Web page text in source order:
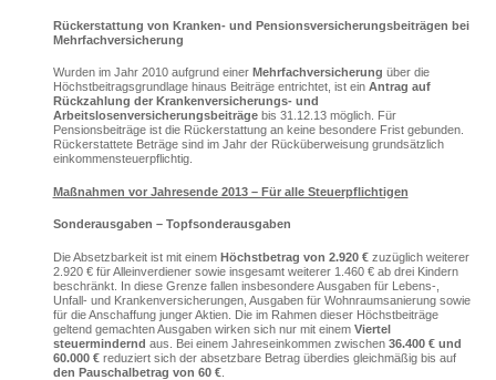
Rückerstattung von Kranken- und Pensionsversicherungsbeiträgen bei
Mehrfachversicherung
Wurden im Jahr 2010 aufgrund einer Mehrfachversicherung über die
Höchstbeitragsgrundlage hinaus Beiträge entrichtet, ist ein Antrag auf
Rückzahlung der Krankenversicherungs- und
Arbeitslosenversicherungsbeiträgebis 31.12.13 möglich. Für
Pensionsbeiträge ist die Rückerstattung an keine besondere Frist gebunden.
Rückerstattete Beträge sind im Jahr der Rücküberweisung grundsätzlich
einkommensteuerpflichtig.
Maßnahmen vor Jahresende 2013 – Für alle Steuerpflichtigen
Sonderausgaben – Topfsonderausgaben
Die Absetzbarkeit ist mit einem Höchstbetrag von 2.920 €zuzüglich weiterer
2.920 € für Alleinverdiener sowie insgesamt weiterer 1.460 € ab drei Kindern
beschränkt. In diese Grenze fallen insbesondere Ausgaben für Lebens-,
Unfall- und Krankenversicherungen, Ausgaben für Wohnraumsanierung sowie
für die Anschaffung junger Aktien. Die im Rahmen dieser Höchstbeiträge
geltend gemachten Ausgaben wirken sich nur mit einem Viertel
steuermindernd aus. Bei einem Jahreseinkommen zwischen 36.400 € und
60.000 €reduziert sich der absetzbare Betrag überdies gleichmäßig bis auf
den Pauschalbetrag von 60 €.